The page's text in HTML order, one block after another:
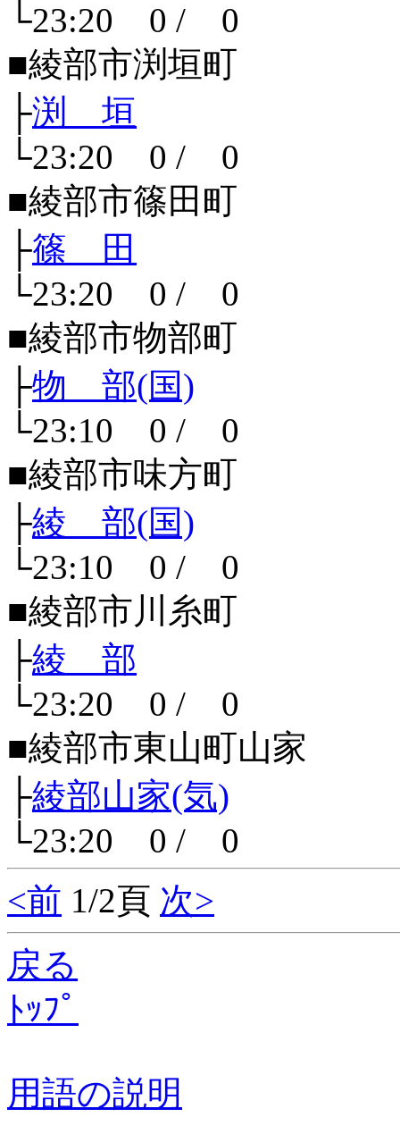
└23:20 0 / 0
■綾部市渕垣町
├渕 垣
└23:20 0 / 0
■綾部市篠田町
├篠 田
└23:20 0 / 0
■綾部市物部町
├物 部(国)
└23:10 0 / 0
■綾部市味方町
├綾 部(国)
└23:10 0 / 0
■綾部市川糸町
├綾 部
└23:20 0 / 0
■綾部市東山町山家
├綾部山家(気)
└23:20 0 / 0
<前 1/2頁 次>
戻る
ﾄｯﾌﾟ
用語の説明